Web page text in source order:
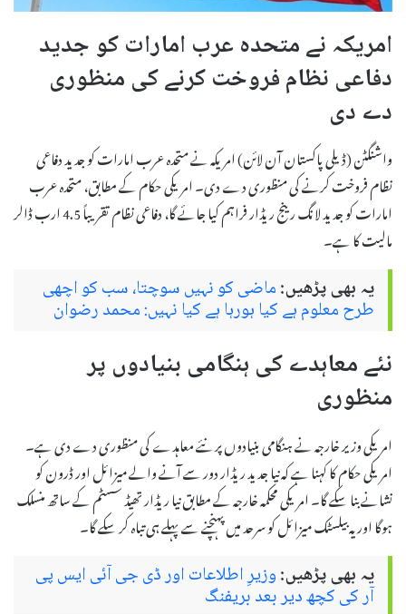
امریکہ نے متحدہ عرب امارات کو جدید
دفاعی نظام فروخت کرنے کی منظوری
دے دی
واشنگٹن (ڈیلی پاکستان آن لائن) امریکہ نے متحدہ عرب امارات کو جدید دفاعی
نظام فروخت کرنے کی منظوری دے دی۔ امریکی حکام کے مطابق، متحدہ عرب
امارات کو جدید لانگ رینج ریڈار فراہم کیا جائے گا، دفاعی نظام تقریباً 4.5 ارب ڈالر
مالیت کا ہے۔
یہ بھی پڑھیں:ماضی کو نہیں سوچتا، سب کو اچھی
طرح معلوم ہے کیا ہورہا ہے کیا نہیں: محمد رضوان
نئے معاہدے کی ہنگامی بنیادوں پر
منظوری
امریکی وزیر خارجہ نے ہنگامی بنیادوں پر نئے معاہدے کی منظوری دے دی ہے۔
امریکی حکام کا کہنا ہے کہ نیا جدید ریڈار دور سے آنے والے میزائل اور ڈرون کو
نشانے بنا سکے گا۔ امریکی محکمہ خارجہ کے مطابق نیا ریڈار تھیڈ سسٹم کے ساتھ منسلک
ہوگا اور یہ بیلسٹک میزائل کو سرحد میں پہنچنے سے پہلے ہی تباہ کر سکے گا۔
یہ بھی پڑھیں:وزیرِ اطلاعات اور ڈی جی آئی ایس پی
آر کی کچھ دیر بعد بریفنگ